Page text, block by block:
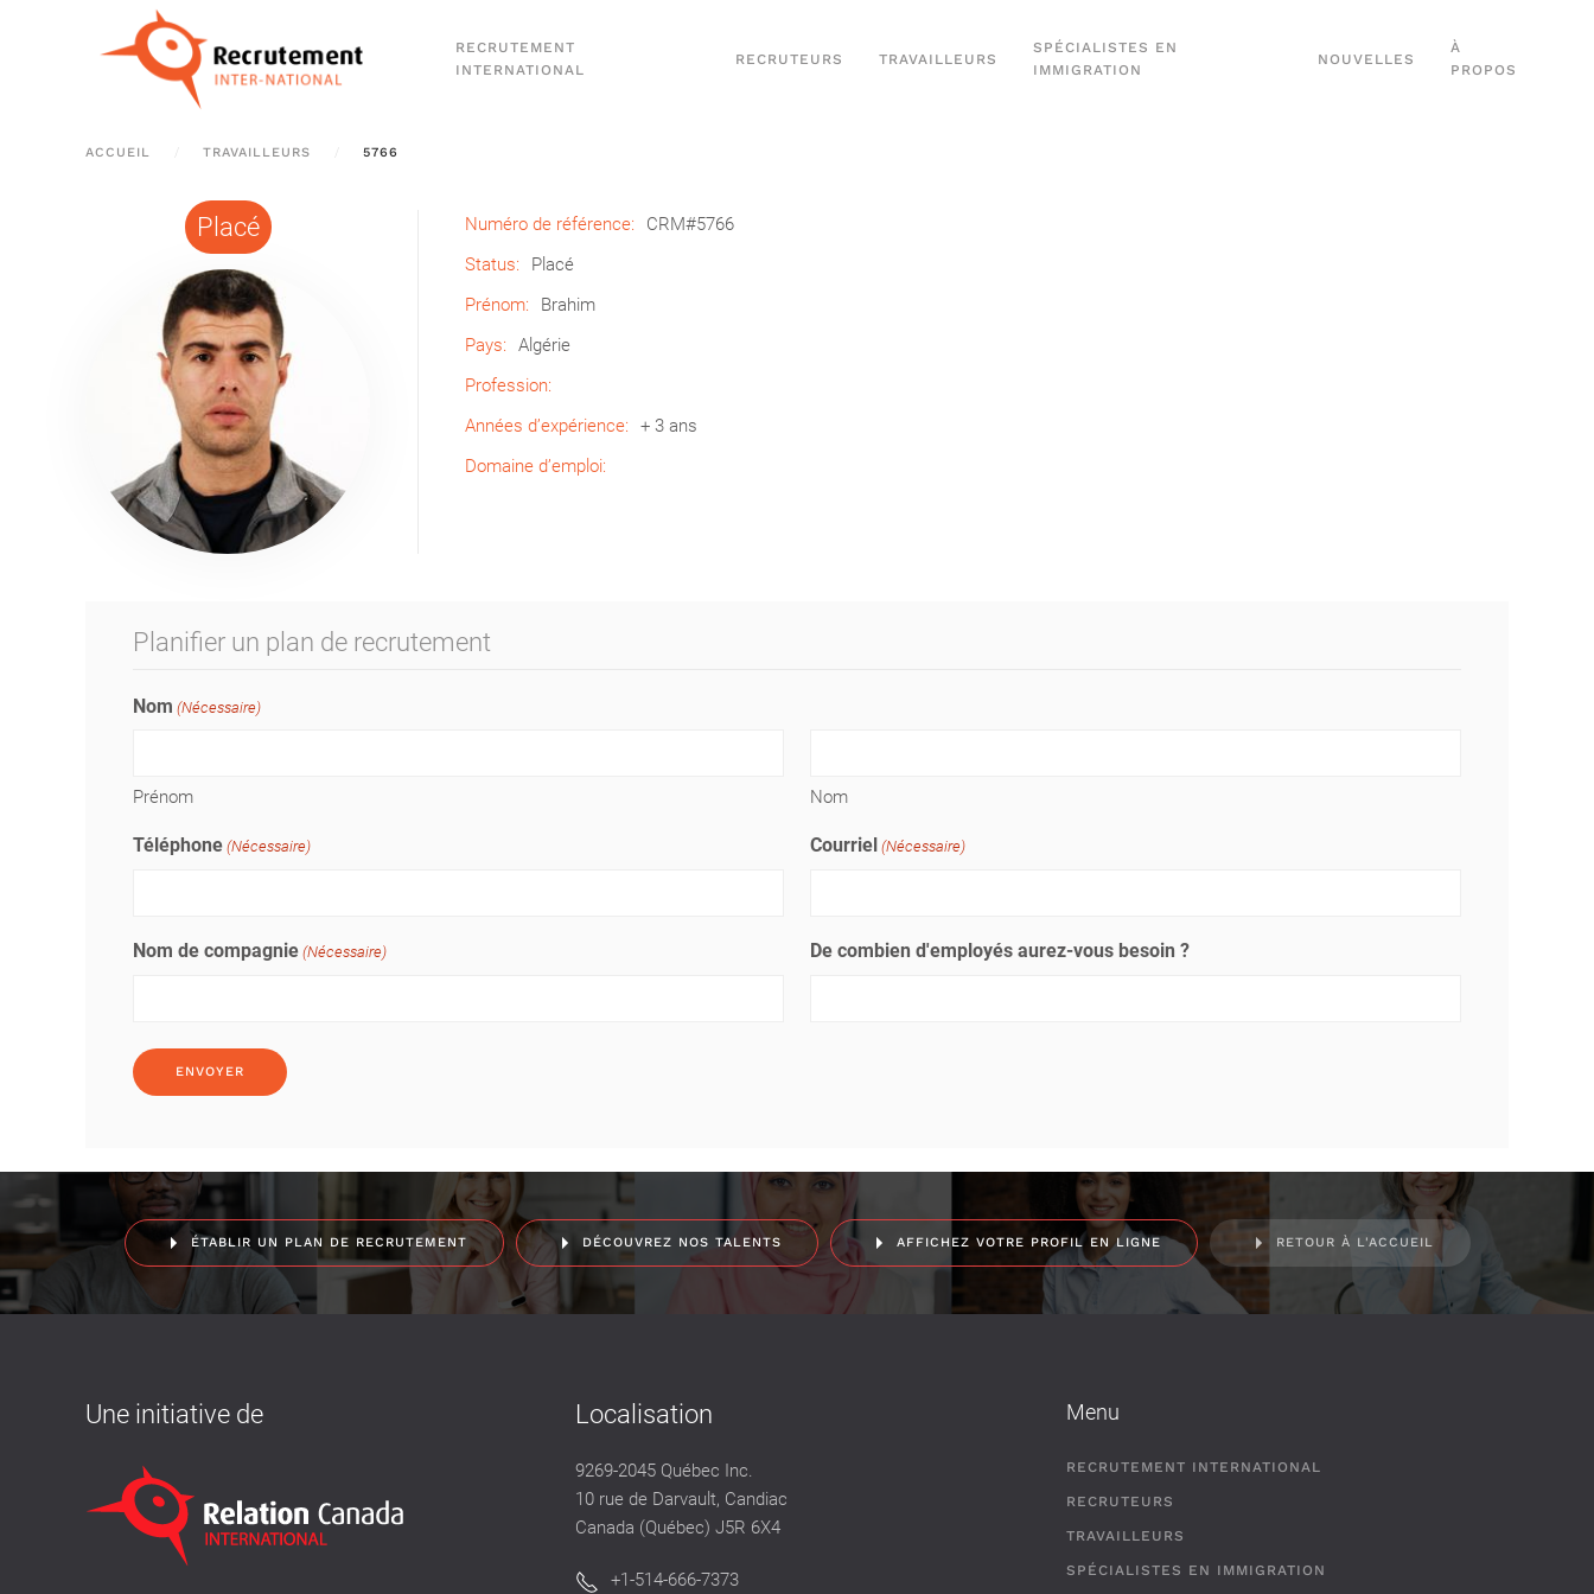
Passer au contenu principal
RECRUTEMENT
INTERNATIONAL
RECRUTEURS TRAVAILLEURS
SPÉCIALISTES EN
IMMIGRATION
NOUVELLES
À
PROPOS
ACCUEIL TRAVAILLEURS 5766
Placé Numéro de référence:
CRM#5766
Status:
Placé
Prénom:
Brahim
Pays:
Algérie
Profession:
Années d’expérience:
+ 3 ans
Domaine d’emploi:
Planifier un plan de recrutement
Nom (Nécessaire)
Prénom Nom
Téléphone (Nécessaire) Courriel (Nécessaire)
Nom de compagnie (Nécessaire) De combien d'employés aurez-vous besoin ?
ÉTABLIR UN PLAN DE RECRUTEMENT DÉCOUVREZ NOS TALENTS AFFICHEZ VOTRE PROFIL EN LIGNE RETOUR À L'ACCUEIL
Une initiative de Localisation
9269-2045 Québec Inc.
10 rue de Darvault, Candiac
Canada (Québec) J5R 6X4
+1-514-666-7373
Menu
RECRUTEMENT INTERNATIONAL
RECRUTEURS
TRAVAILLEURS
SPÉCIALISTES EN IMMIGRATION